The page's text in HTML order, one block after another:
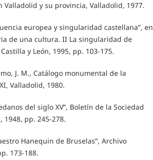
Valladolid y su provincia, Valladolid, 1977.
europea y singularidad castellana”, en
de una cultura. II La singularidad de
y León, 1995, pp. 103-175.
J. M., Catálogo monumental de la
Valladolid, 1980.
del siglo XV”, Boletín de la Sociedad
1948, pp. 245-278.
Hanequin de Bruselas”, Archivo
173-188.